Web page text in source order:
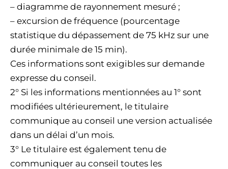
– diagramme de rayonnement mesuré ;
– excursion de fréquence (pourcentage
statistique du dépassement de 75 kHz sur une
durée minimale de 15 min).
Ces informations sont exigibles sur demande
expresse du conseil.
2° Si les informations mentionnées au 1° sont
modifiées ultérieurement, le titulaire
communique au conseil une version actualisée
dans un délai d’un mois.
3° Le titulaire est également tenu de
communiquer au conseil toutes les